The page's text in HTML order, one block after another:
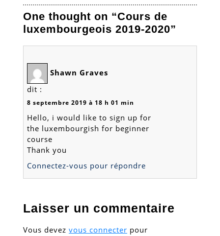
One thought on “Cours de
luxembourgeois 2019-2020”
Shawn Graves
dit :
8 septembre 2019 à 18 h 01 min
Hello, i would like to sign up for
the luxembourgish for beginner
course
Thank you
Connectez-vous pour répondre
Laisser un commentaire
Vous devez vous connecter pour